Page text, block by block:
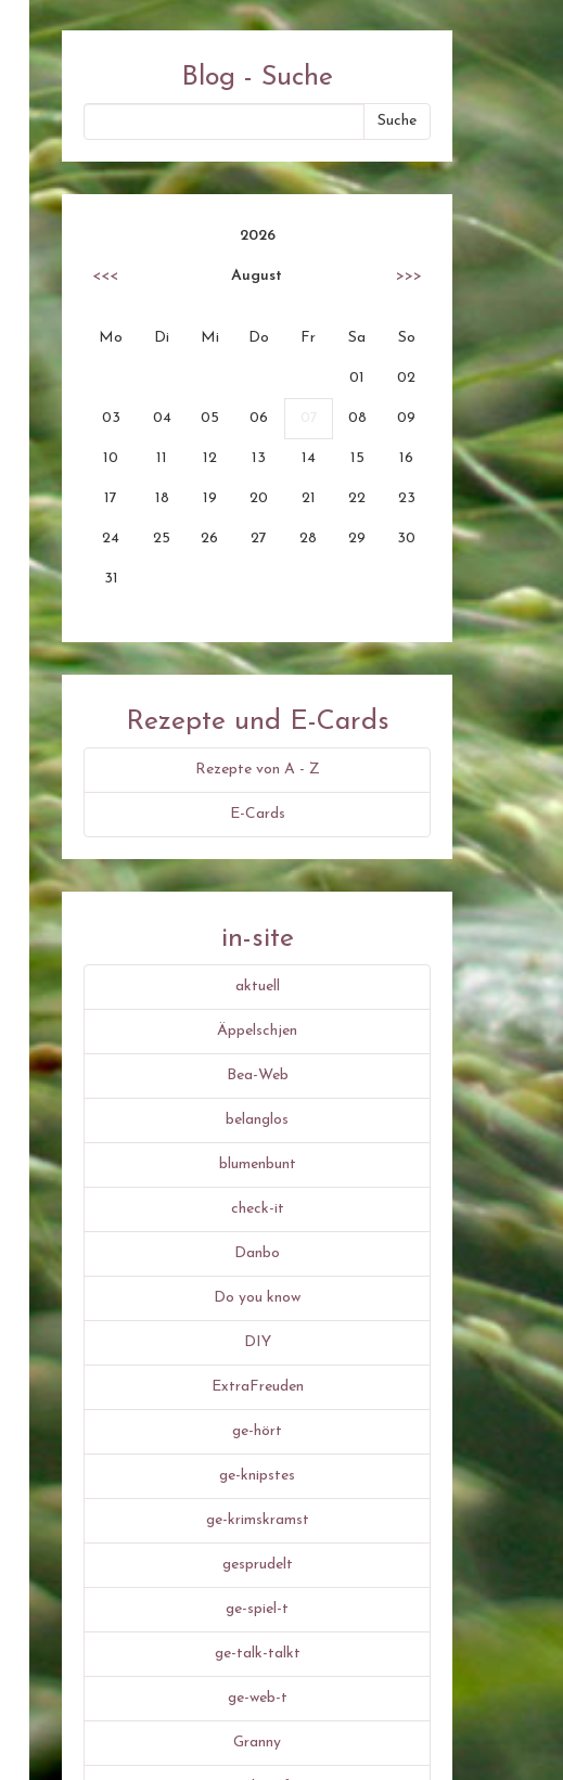
Blog - Suche
2026
<<< August >>>
Mo Di Mi Do Fr Sa So
01 02
03 04 05 06 07 08 09
10 11 12 13 14 15 16
17 18 19 20 21 22 23
24 25 26 27 28 29 30
31
Rezepte und E-Cards
Rezepte von A - Z
E-Cards
in-site
aktuell
Äppelschjen
Bea-Web
belanglos
blumenbunt
check-it
Danbo
Do you know
DIY
ExtraFreuden
ge-hört
ge-knipstes
ge-krimskramst
gesprudelt
ge-spiel-t
ge-talk-talkt
ge-web-t
Granny